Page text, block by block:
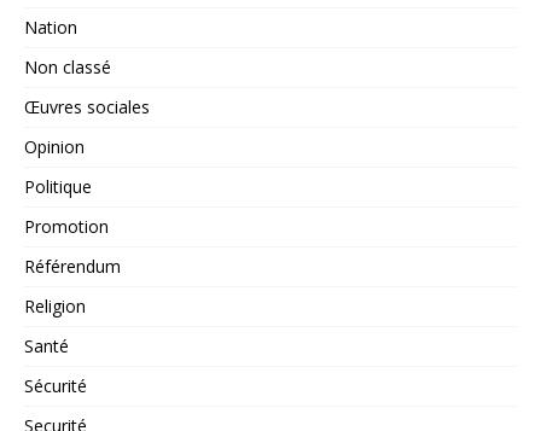
Nation
Non classé
Œuvres sociales
Opinion
Politique
Promotion
Référendum
Religion
Santé
Sécurité
Securité